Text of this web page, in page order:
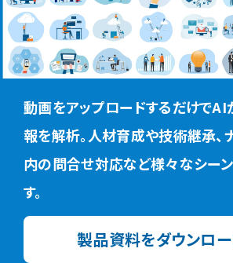
動画をアップロードするだけでAI
報を解析。人材育成や技術継承、
内の問合せ対応など様々なシー
す。
製品資料をダウンロ